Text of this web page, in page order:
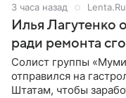
3 часа назад Lenta.Ru
Илья Лагутенко
ради ремонта
Солист группы
отправился на
Штатам, чтобы